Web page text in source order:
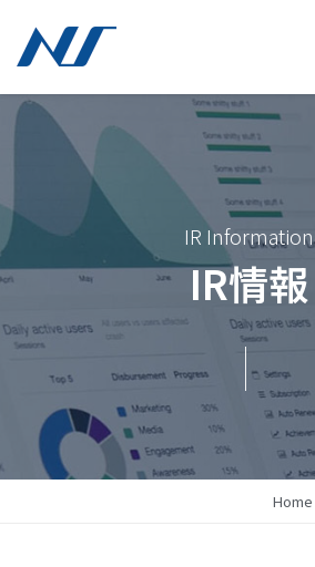
IR Information
IR情報
Home